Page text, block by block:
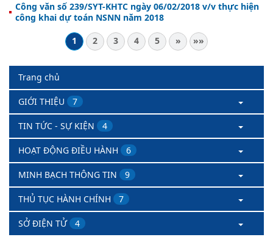
Công văn số 239/SYT-KHTC ngày 06/02/2018 v/v thực hiện
công khai dự toán NSNN năm 2018
1
2 3 4 5 » »»
Trang chủ
GIỚI THIỆU 7
TIN TỨC - SỰ KIỆN 4
HOẠT ĐỘNG ĐIỀU HÀNH 6
MINH BẠCH THÔNG TIN 9
THỦ TỤC HÀNH CHÍNH 7
SỞ ĐIỆN TỬ 4